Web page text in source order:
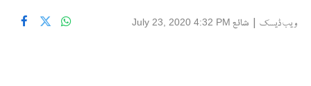
ویب ڈیسک | شائع July 23, 2020 4:32 PM